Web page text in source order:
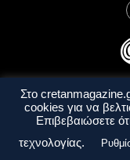
Ταυτότητα
Στο
cookies για να
Επιβεβαιώσετε
τεχνολογίας.